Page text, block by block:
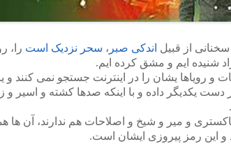
از قبیل اندکی صبر، سحر نزدیک است را،
شنیده ایم و مشق کرده ایم.
رویاها یشان را در اینترنت جستجو نمی کنند و
دست یکدیگر داده و با اینکه صدها کشته و اسیر
و میر و شیخ و اصلاحات هم ندارند، آن ها
و این رمز پیروزی ایشان است.